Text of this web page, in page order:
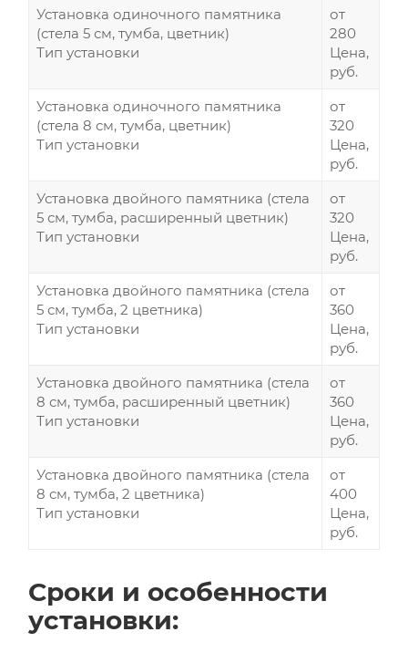
Установка одиночного памятника
(стела 5 см, тумба, цветник)
Тип установки
от
280
Цена,
руб.
Установка одиночного памятника
(стела 8 см, тумба, цветник)
Тип установки
от
320
Цена,
руб.
Установка двойного памятника (стела
5 см, тумба, расширенный цветник)
Тип установки
от
320
Цена,
руб.
Установка двойного памятника (стела
5 см, тумба, 2 цветника)
Тип установки
от
360
Цена,
руб.
Установка двойного памятника (стела
8 см, тумба, расширенный цветник)
Тип установки
от
360
Цена,
руб.
Установка двойного памятника (стела
8 см, тумба, 2 цветника)
Тип установки
от
400
Цена,
руб.
Сроки и особенности
установки: